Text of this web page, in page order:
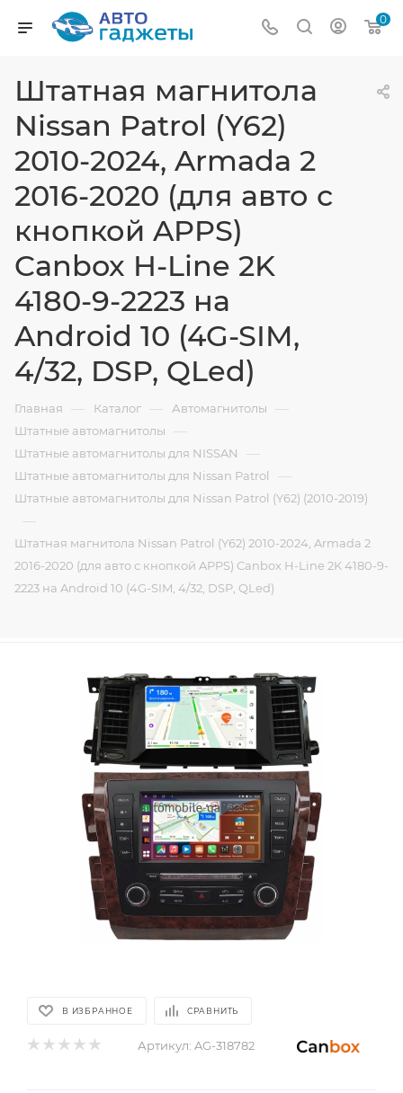
0
Штатная магнитола
Nissan Patrol (Y62)
2010-2024, Armada 2
2016-2020 (для авто с
кнопкой APPS)
Canbox H-Line 2K
4180-9-2223 на
Android 10 (4G-SIM,
4/32, DSP, QLed)
Главная — Каталог — Автомагнитолы —
Штатные автомагнитолы —
Штатные автомагнитолы для NISSAN —
Штатные автомагнитолы для Nissan Patrol —
Штатные автомагнитолы для Nissan Patrol (Y62) (2010-2019)
—
Штатная магнитола Nissan Patrol (Y62) 2010-2024, Armada 2
2016-2020 (для авто с кнопкой APPS) Canbox H-Line 2K 4180-9-
2223 на Android 10 (4G-SIM, 4/32, DSP, QLed)
В ИЗБРАННОЕ СРАВНИТЬ
Артикул: AG-318782